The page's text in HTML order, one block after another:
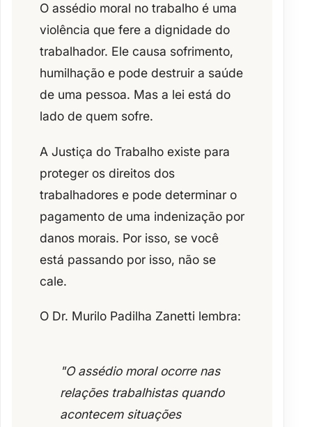
O assédio moral no trabalho é uma
violência que fere a dignidade do
trabalhador. Ele causa sofrimento,
humilhação e pode destruir a saúde
de uma pessoa. Mas a lei está do
lado de quem sofre.
A Justiça do Trabalho existe para
proteger os direitos dos
trabalhadores e pode determinar o
pagamento de uma indenização por
danos morais. Por isso, se você
está passando por isso, não se
cale.
O Dr. Murilo Padilha Zanetti lembra:
"O assédio moral ocorre nas
relações trabalhistas quando
acontecem situações